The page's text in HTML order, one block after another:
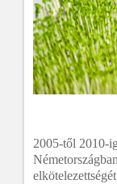
2005-től 2010-